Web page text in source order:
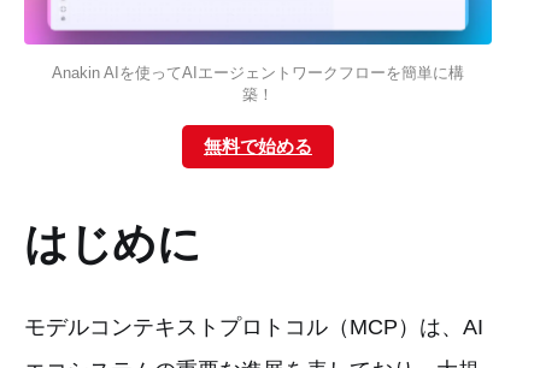
Anakin AIを使ってAIエージェントワークフローを簡単に構
築！
無料で始める
はじめに
モデルコンテキストプロトコル（MCP）は、AI